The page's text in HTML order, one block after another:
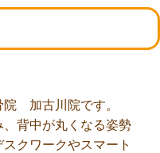
院 加古川院です。
背中が丸くなる姿勢
クワークやスマート